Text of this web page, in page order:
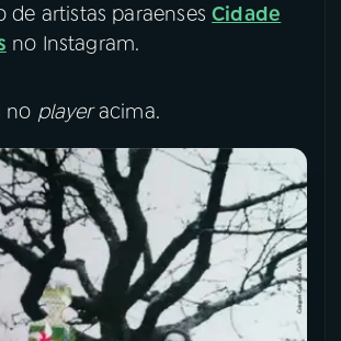
de artistas paraensesCidade
no Instagram.
no playeracima.